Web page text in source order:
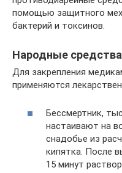
помощью защитного
бактерий и токсинов.
Народные средства
Для закрепления
применяются
Бессмертник,
настаивают на
снадобье из
кипятка. После
15 минут